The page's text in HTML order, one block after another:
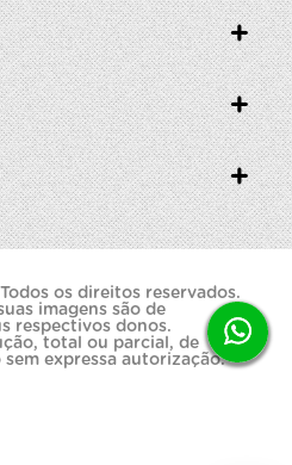
os direitos reservados.
imagens são de
respectivos donos.
total ou parcial, de
expressa autorização.